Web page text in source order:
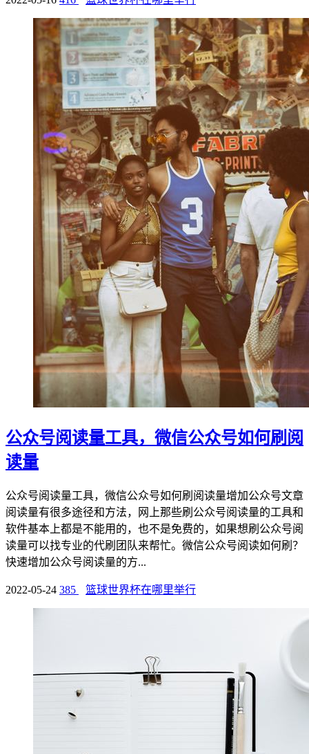
公众号阅读量工具，微信公众号如何刷阅
读量
公众号阅读量工具，微信公众号如何刷阅读量增加公众号文章
阅读量有很多途径和方法，网上那些刷公众号阅读量的工具和
软件基本上都是不能用的，也不是免费的，如果想刷公众号阅
读量可以找专业的代刷团队来帮忙。微信公众号阅读如何刷？
快速增加公众号阅读量的方...
2022-05-24 385 篮球世界杯在哪里举行